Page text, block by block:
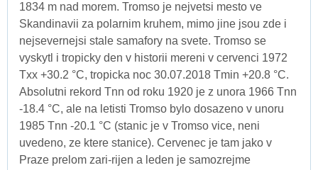
1834 m nad morem. Tromso je nejvetsi mesto ve
Skandinavii za polarnim kruhem, mimo jine jsou zde i
nejsevernejsi stale samafory na svete. Tromso se
vyskytl i tropicky den v historii mereni v cervenci 1972
Txx +30.2 °C, tropicka noc 30.07.2018 Tmin +20.8 °C.
Absolutni rekord Tnn od roku 1920 je z unora 1966 Tnn
-18.4 °C, ale na letisti Tromso bylo dosazeno v unoru
1985 Tnn -20.1 °C (stanic je v Tromso vice, neni
uvedeno, ze ktere stanice). Cervenec je tam jako v
Praze prelom zari-rijen a leden je samozrejme